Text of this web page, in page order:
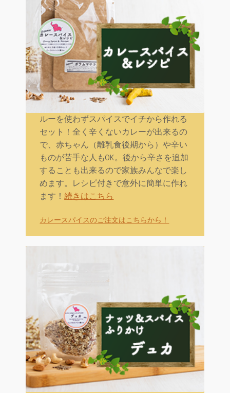
ルーを使わずスパイスでイチから作れる
セット！全く辛くないカレーが出来るの
で、赤ちゃん（離乳食後期から）や辛い
ものが苦手な人もOK。後から辛さを追加
することも出来るので家族みんなで楽し
めます。レシピ付きで意外に簡単に作れ
ます！続きはこちら
カレースパイスのご注文はこちらから！